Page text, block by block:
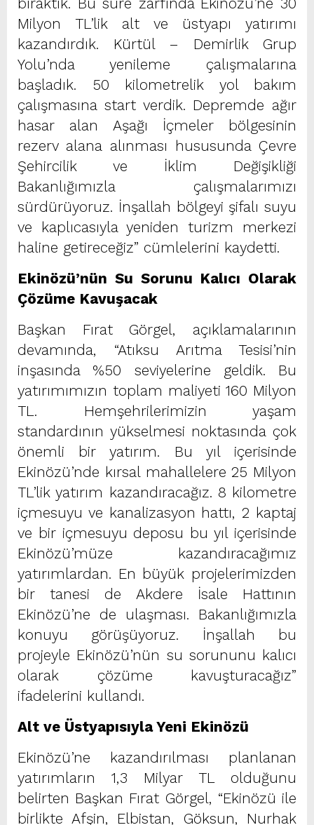
bıraktık. Bu süre zarfında Ekinözü’ne 30
Milyon TL’lik alt ve üstyapı yatırımı
kazandırdık. Kürtül – Demirlik Grup
Yolu’nda yenileme çalışmalarına
başladık. 50 kilometrelik yol bakım
çalışmasına start verdik. Depremde ağır
hasar alan Aşağı İçmeler bölgesinin
rezerv alana alınması hususunda Çevre
Şehircilik ve İklim Değişikliği
Bakanlığımızla çalışmalarımızı
sürdürüyoruz. İnşallah bölgeyi şifalı suyu
ve kaplıcasıyla yeniden turizm merkezi
haline getireceğiz” cümlelerini kaydetti.
Ekinözü’nün Su Sorunu Kalıcı Olarak
Çözüme Kavuşacak
Başkan Fırat Görgel, açıklamalarının
devamında, “Atıksu Arıtma Tesisi’nin
inşasında %50 seviyelerine geldik. Bu
yatırımımızın toplam maliyeti 160 Milyon
TL. Hemşehrilerimizin yaşam
standardının yükselmesi noktasında çok
önemli bir yatırım. Bu yıl içerisinde
Ekinözü’nde kırsal mahallelere 25 Milyon
TL’lik yatırım kazandıracağız. 8 kilometre
içmesuyu ve kanalizasyon hattı, 2 kaptaj
ve bir içmesuyu deposu bu yıl içerisinde
Ekinözü’müze kazandıracağımız
yatırımlardan. En büyük projelerimizden
bir tanesi de Akdere İsale Hattının
Ekinözü’ne de ulaşması. Bakanlığımızla
konuyu görüşüyoruz. İnşallah bu
projeyle Ekinözü’nün su sorununu kalıcı
olarak çözüme kavuşturacağız”
ifadelerini kullandı.
Alt ve Üstyapısıyla Yeni Ekinözü
Ekinözü’ne kazandırılması planlanan
yatırımların 1,3 Milyar TL olduğunu
belirten Başkan Fırat Görgel, “Ekinözü ile
birlikte Afşin, Elbistan, Göksun, Nurhak